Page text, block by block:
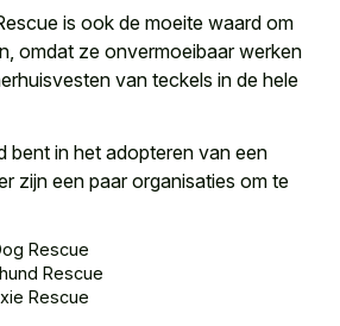
is ook de moeite waard om
omdat ze onvermoeibaar werken
van teckels in de hele
bent in het adopteren van een
zijn een paar organisaties om te
Rescue
Rescue
Rescue